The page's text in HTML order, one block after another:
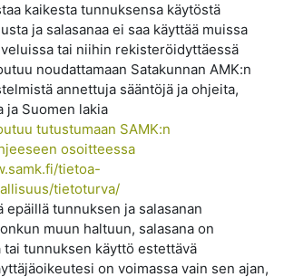
kaikesta tunnuksensa käytöstä
ja salasanaa ei saa käyttää muissa
tai niihin rekisteröidyttäessä
noudattamaan Satakunnan AMK:n
annettuja sääntöjä ja ohjeita,
ja Suomen lakia
tutustumaan SAMK:n
osoitteessa
tietoa-
tietoturva/
epäillä tunnuksen ja salasanan
muun haltuun, salasana on
tai tunnuksen käyttö estettävä
on voimassa vain sen ajan,